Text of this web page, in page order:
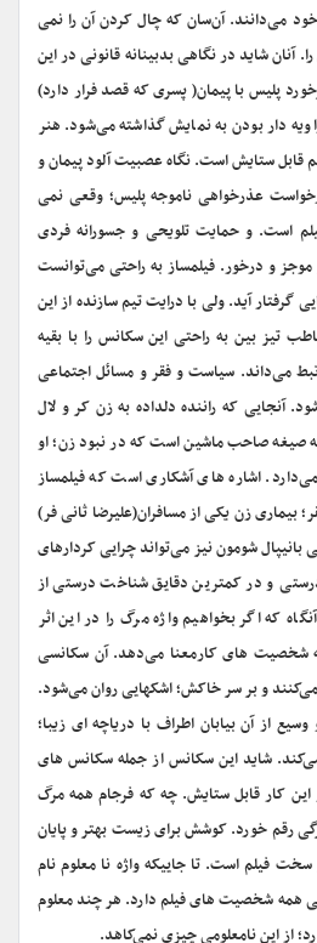
خود می‌دانند. آن‌سان که چال کردن آن را نمی
آنان شاید در نگاهی بدبینانه قانونی در این
پلیس با پیمان( پسری که قصد فرار دارد)
دار بودن به نمایش گذاشته می‌شود. هنر
قابل ستایش است. نگاه عصبیت آلود پیمان و
عذرخواهی ناموجه پلیس؛ وقعی نمی
است. و حمایت تلویحی و جسورانه فردی
موجز و درخور. فیلمساز به راحتی می‌توانست
گرفتار آید. ولی با درایت تیم سازنده از این
تیز بین به راحتی این سکانس را با بقیه
می‌داند. سیاست و فقر و مسائل اجتماعی
آنجایی که راننده دلداده به زن کر و لال
صیغه صاحب ماشین است که در نبود زن؛ او
اشاره های آشکاری است که فیلمساز
بیماری زن یکی از مسافران(علیرضا ثانی فر)
بانیپال شومون نیز می‌تواند چرایی کردارهای
و در کمترین دقایق شناخت درستی از
که اگر بخواهیم واژه مرگ را در این اثر
شخصیت های کارمعنا می‌دهد. آن سکانسی
می‌کنند و بر سر خاکش؛ اشکهایی روان می‌شود.
از آن بیابان اطراف با دریاچه ای زیبا؛
شاید این سکانس از جمله سکانس های
کار قابل ستایش. چه که فرجام همه مرگ
رقم خورد. کوشش برای زیست بهتر و پایان
فیلم است. تا جاییکه واژه نا معلوم نام
همه شخصیت های فیلم دارد. هر چند معلوم
از این نامعلومی چیزی نمی‌کاهد.